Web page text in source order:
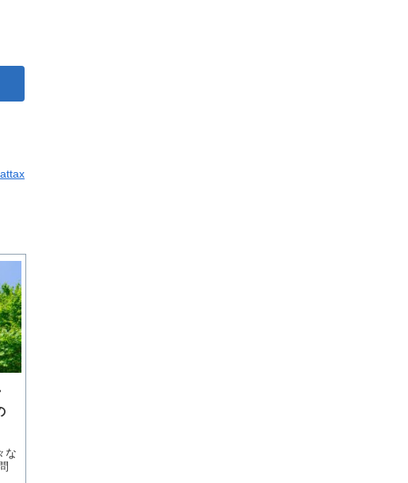
attax
な